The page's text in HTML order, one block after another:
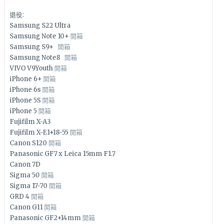
退役:
Samsung S22 Ultra
Samsung Note 10+ 開箱
Samsung S9+ 開箱
Samsung Note8 開箱
VIVO V9Youth 開箱
iPhone 6+ 開箱
iPhone 6s 開箱
iPhone 5S 開箱
iPhone 5 開箱
Fujifilm X-A3
Fujifilm X-E1+18-55 開箱
Canon S120 開箱
Panasonic GF7 x Leica 15mm F1.7
Canon 7D
Sigma 50 開箱
Sigma 17-70 開箱
GRD 4 開箱
Canon G11 開箱
Panasonic GF2+14mm 開箱